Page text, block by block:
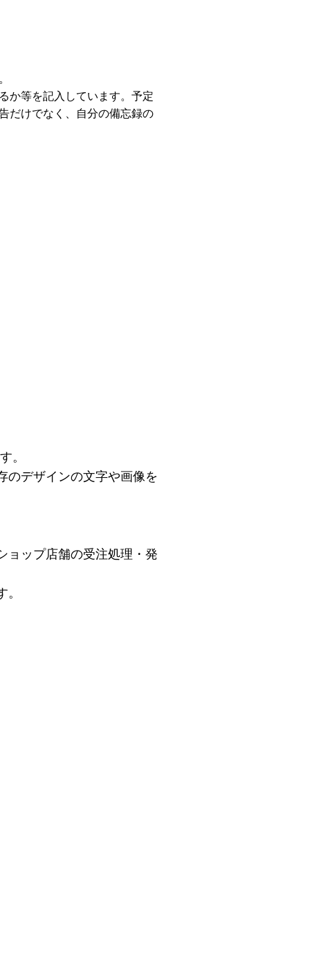
か等を記入しています。予定
だけでなく、自分の備忘録の
。
のデザインの文字や画像を
ョップ店舗の受注処理・発